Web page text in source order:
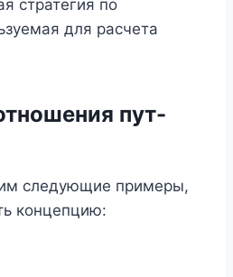
стратегия по
для расчета
пут-
следующие примеры,
концепцию: